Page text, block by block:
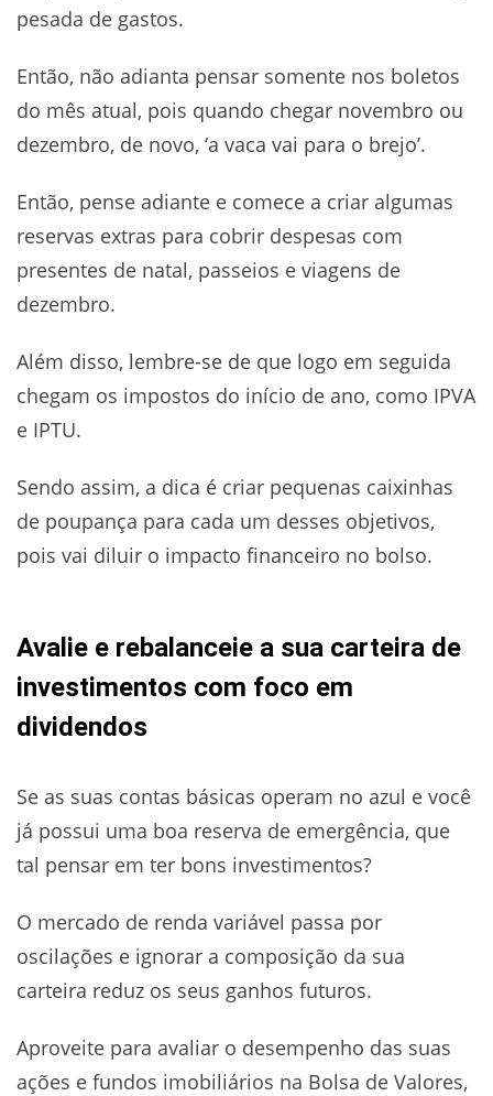
pesada de gastos.
Então, não adianta pensar somente nos boletos
do mês atual, pois quando chegar novembro ou
dezembro, de novo, ‘a vaca vai para o brejo’.
Então, pense adiante e comece a criar algumas
reservas extras para cobrir despesas com
presentes de natal, passeios e viagens de
dezembro.
Além disso, lembre-se de que logo em seguida
chegam os impostos do início de ano, como IPVA
e IPTU.
Sendo assim, a dica é criar pequenas caixinhas
de poupança para cada um desses objetivos,
pois vai diluir o impacto financeiro no bolso.
Avalie e rebalanceie a sua carteira de
investimentos com foco em
dividendos
Se as suas contas básicas operam no azul e você
já possui uma boa reserva de emergência, que
tal pensar em ter bons investimentos?
O mercado de renda variável passa por
oscilações e ignorar a composição da sua
carteira reduz os seus ganhos futuros.
Aproveite para avaliar o desempenho das suas
ações e fundos imobiliários na Bolsa de Valores,